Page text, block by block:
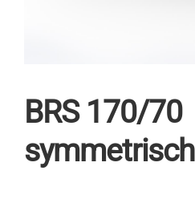
BRS 170/70
symmetrisch